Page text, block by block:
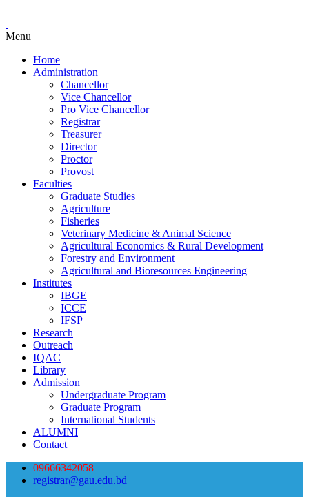
Menu
Home
Administration
Chancellor
Vice Chancellor
Pro Vice Chancellor
Registrar
Treasurer
Director
Proctor
Provost
Faculties
Graduate Studies
Agriculture
Fisheries
Veterinary Medicine & Animal Science
Agricultural Economics & Rural Development
Forestry and Environment
Agricultural and Bioresources Engineering
Institutes
IBGE
ICCE
IFSP
Research
Outreach
IQAC
Library
Admission
Undergraduate Program
Graduate Program
International Students
ALUMNI
Contact
09666342058
registrar@gau.edu.bd